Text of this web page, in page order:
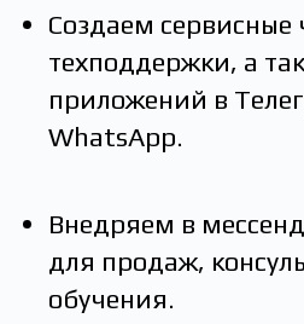
Создаем сервисные
техподдержки, а
приложений в
WhatsApp.
Внедряем в
для продаж,
обучения.